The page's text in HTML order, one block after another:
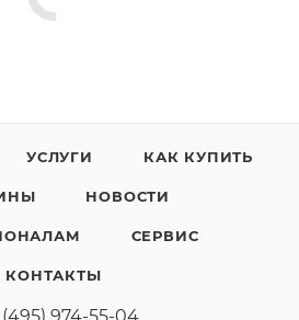
УСЛУГИ КАК КУПИТЬ
НОВОСТИ
СЕРВИС
КОНТАКТЫ